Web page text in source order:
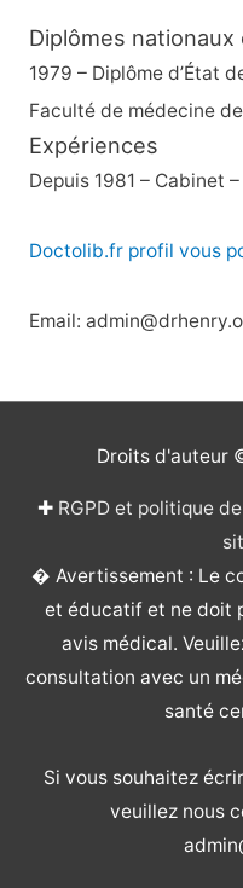
Diplômes
1979 – Diplôme d’État
Faculté de médecine
Expériences
Depuis 1981 – Cabinet
Doctolib.fr profil vous
Email:
Droits d'auteur
✚ RGPD et politique
� Avertissement : Le
et éducatif et ne doit
avis médical.
consultation avec un
santé
Si vous souhaitez
veuillez nous